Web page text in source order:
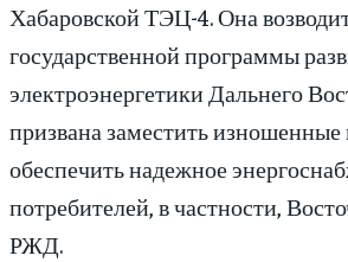
Хабаровской ТЭЦ-4. Она
государственной программы
электроэнергетики Дальнего
призвана заместить
обеспечить надежное
потребителей, в частности,
РЖД.